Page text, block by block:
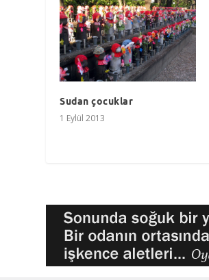
Sudan çocuklar
1 Eylül 2013